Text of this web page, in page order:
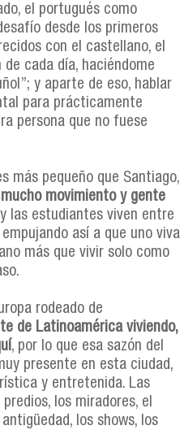
el portugués como
desde los primeros
con el castellano, el
cada día, haciéndome
y aparte de eso, hablar
para prácticamente
persona que no fuese
más pequeño que Santiago,
movimiento y gente
las estudiantes viven entre
así a que uno viva
más que vivir solo como
rodeado de
de Latinoamérica viviendo,
, por lo que esa sazón del
presente en esta ciudad,
y entretenida. Las
los miradores, el
los shows, los